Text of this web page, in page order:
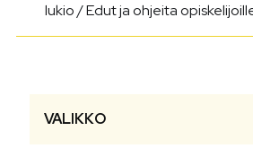
lukio/Edut ja ohjeita
VALIKKO